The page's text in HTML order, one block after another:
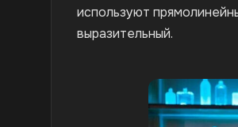
используют
выразительный.